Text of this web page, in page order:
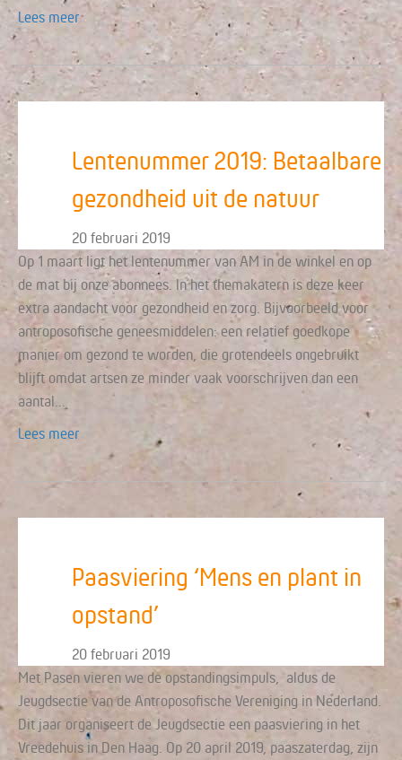
Lees meer
Lentenummer 2019: Betaalbare
gezondheid uit de natuur
20 februari 2019
Op 1 maart ligt het lentenummer van AM in de winkel en op
de mat bij onze abonnees. In het themakatern is deze keer
extra aandacht voor gezondheid en zorg. Bijvoorbeeld voor
antroposofische geneesmiddelen: een relatief goedkope
manier om gezond te worden, die grotendeels ongebruikt
blijft omdat artsen ze minder vaak voorschrijven dan een
aantal…
Lees meer
Paasviering ‘Mens en plant in
opstand’
20 februari 2019
Met Pasen vieren we de opstandingsimpuls, aldus de
Jeugdsectie van de Antroposofische Vereniging in Nederland.
Dit jaar organiseert de Jeugdsectie een paasviering in het
Vreedehuis in Den Haag. Op 20 april 2019, paaszaterdag, zijn